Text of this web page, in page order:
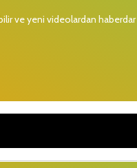
ve yeni videolardan haberdar